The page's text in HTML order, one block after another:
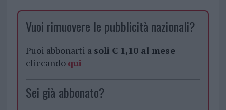
Vuoi rimuovere le pubblicità nazionali?
Puoi abbonarti a soli € 1,10 al mese
cliccando qui
Sei già abbonato?